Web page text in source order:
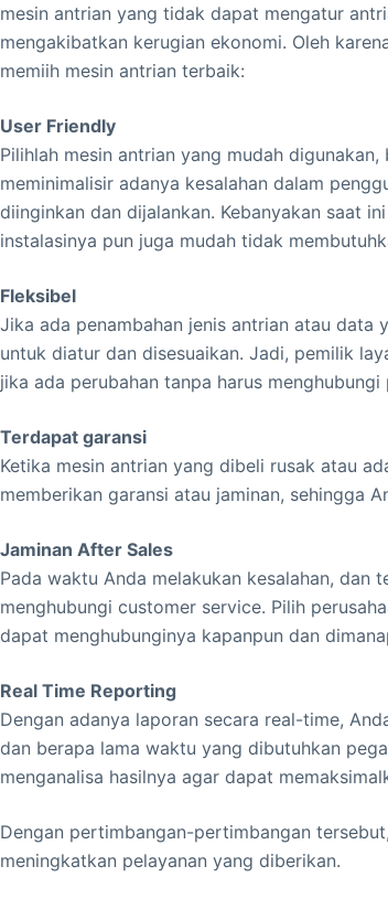
mesin antrian yang tidak dapat mengatur
mengakibatkan kerugian ekonomi. Oleh
memiih mesin antrian terbaik:
User Friendly
Pilihlah mesin antrian yang mudah
meminimalisir adanya kesalahan dalam
diinginkan dan dijalankan. Kebanyakan saat
instalasinya pun juga mudah tidak
Fleksibel
Jika ada penambahan jenis antrian atau data
untuk diatur dan disesuaikan. Jadi, pemilik
jika ada perubahan tanpa harus
Terdapat garansi
Ketika mesin antrian yang dibeli rusak atau
memberikan garansi atau jaminan, sehingga
Jaminan After Sales
Pada waktu Anda melakukan kesalahan, dan
menghubungi customer service. Pilih
dapat menghubunginya kapanpun dan
Real Time Reporting
Dengan adanya laporan secara real-time,
dan berapa lama waktu yang dibutuhkan
menganalisa hasilnya agar dapat
Dengan pertimbangan-pertimbangan
meningkatkan pelayanan yang diberikan.